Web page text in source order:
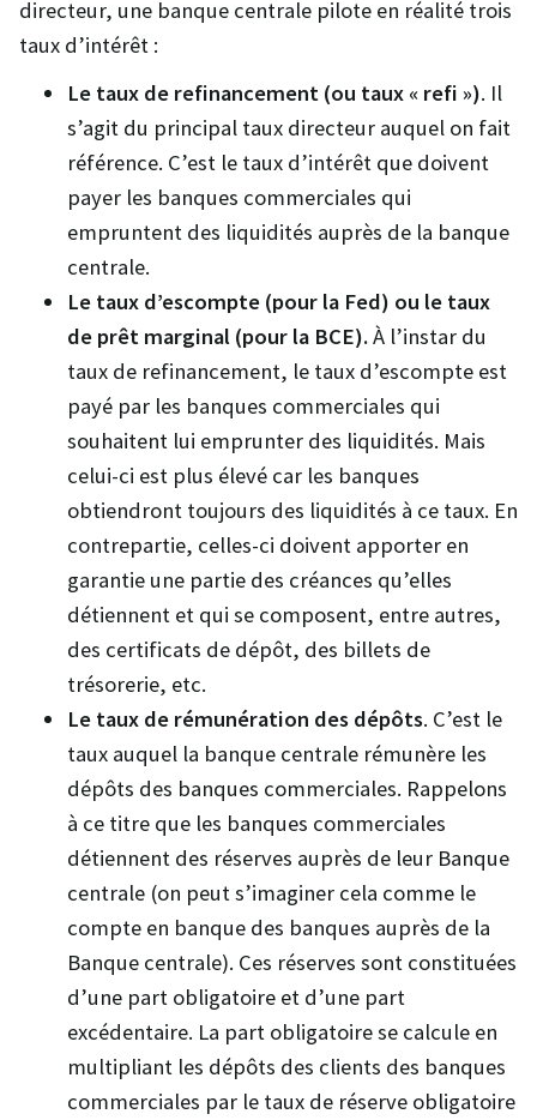
directeur, une banque centrale pilote en réalité trois
taux d’intérêt :
Le taux de refinancement (ou taux « refi »). Il
s’agit du principal taux directeur auquel on fait
référence. C’est le taux d’intérêt que doivent
payer les banques commerciales qui
empruntent des liquidités auprès de la banque
centrale.
Le taux d’escompte (pour la Fed) ou le taux
de prêt marginal (pour la BCE).À l’instar du
taux de refinancement, le taux d’escompte est
payé par les banques commerciales qui
souhaitent lui emprunter des liquidités. Mais
celui-ci est plus élevé car les banques
obtiendront toujours des liquidités à ce taux. En
contrepartie, celles-ci doivent apporter en
garantie une partie des créances qu’elles
détiennent et qui se composent, entre autres,
des certificats de dépôt, des billets de
trésorerie, etc.
Le taux de rémunération des dépôts. C’est le
taux auquel la banque centrale rémunère les
dépôts des banques commerciales. Rappelons
à ce titre que les banques commerciales
détiennent des réserves auprès de leur Banque
centrale (on peut s’imaginer cela comme le
compte en banque des banques auprès de la
Banque centrale). Ces réserves sont constituées
d’une part obligatoire et d’une part
excédentaire. La part obligatoire se calcule en
multipliant les dépôts des clients des banques
commerciales par le taux de réserve obligatoire